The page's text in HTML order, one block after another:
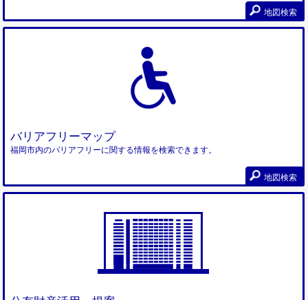
地図検索
バリアフリーマップ
福岡市内のバリアフリーに関する情報を検索できます。
地図検索